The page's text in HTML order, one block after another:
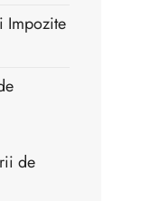
Impozite
de